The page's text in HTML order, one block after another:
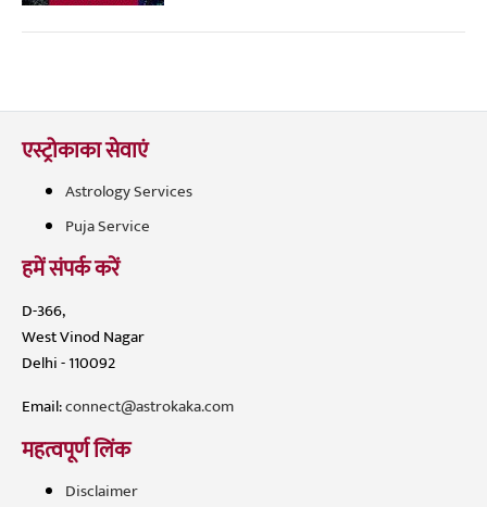
एस्ट्रोकाका सेवाएं
Astrology Services
Puja Service
हमें संपर्क करें
D-366,
West Vinod Nagar
Delhi - 110092
Email:connect@astrokaka.com
महत्वपूर्ण लिंक
Disclaimer